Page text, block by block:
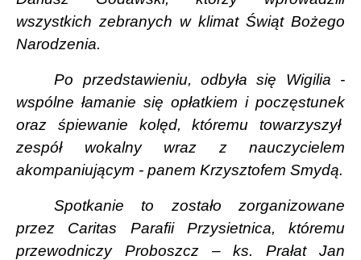
wszystkich zebranych w klimat Świąt Bożego
Narodzenia.
Po przedstawieniu, odbyła się Wigilia -
wspólne łamanie się opłatkiem i poczęstunek
oraz śpiewanie kolęd, któremu towarzyszył
zespół wokalny wraz z nauczycielem
akompaniującym - panem Krzysztofem Smydą.
Spotkanie to zostało zorganizowane
przez Caritas Parafii Przysietnica, któremu
przewodniczy Proboszcz – ks. Prałat Jan